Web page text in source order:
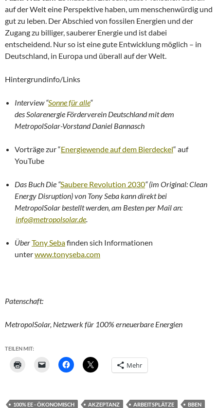
auf der Welt eine Perspektive haben, um menschenwürdig und
gut zu leben. Der Abschied von fossilen Energien und der
Zugang zu billiger, sauberer Energie und ist dabei
entscheidend. Nur so ist eine gute Entwicklung möglich – in
Deutschland, in Europa und überall auf der Welt.
Hintergrundinfo/Links
Interview “Sonne für alle“
des Solarenergie Förderverein Deutschland mit dem
MetropolSolar-Vorstand Daniel Bannasch
Vorträge zur “Energiewende auf dem Bierdeckel“ auf
YouTube
Das Buch Die “Saubere Revolution 2030“(im Original: Clean
Energy Disruption) von Tony Seba kann direkt bei
MetropolSolarbestellt werden, am Besten per Mail an:
info@metropolsolar.de.
ÜberTony Sebafinden sich Informationen
unterwww.tonyseba.com
Patenschaft:
MetropolSolar, Netzwerk für 100% erneuerbare Energien
TEILEN MIT:
Mehr
100% EE - ÖKONOMISCH AKZEPTANZ ARBEITSPLÄTZE
BBEN